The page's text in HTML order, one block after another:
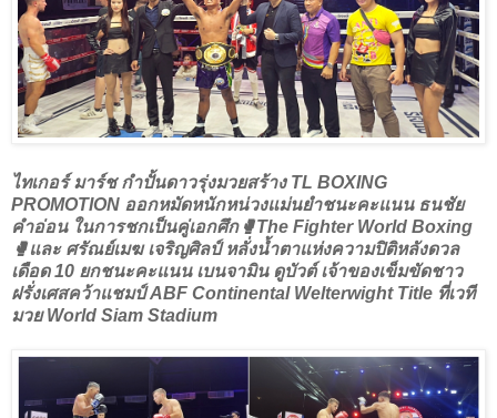
ไทเกอร์ มาร์ช กำปั้นดาวรุ่งมวยสร้าง TL BOXING
PROMOTION ออกหมัดหนักหน่วงแม่นยำชนะคะแนน ธนชัย
คำอ่อน ในการชกเป็นคู่เอกศึก🥊The Fighter World Boxing
🥊และ ศรัณย์เมฆ เจริญศิลป์ หลั่งน้ำตาแห่งความปิติหลังดวล
เดือด 10 ยกชนะคะแนน เบนจามิน ดูบัวต์ เจ้าของเข็มขัดชาว
ฝรั่งเศสคว้าแชมป์ ABF Continental Welterwight Title ที่เวที
มวย World Siam Stadium